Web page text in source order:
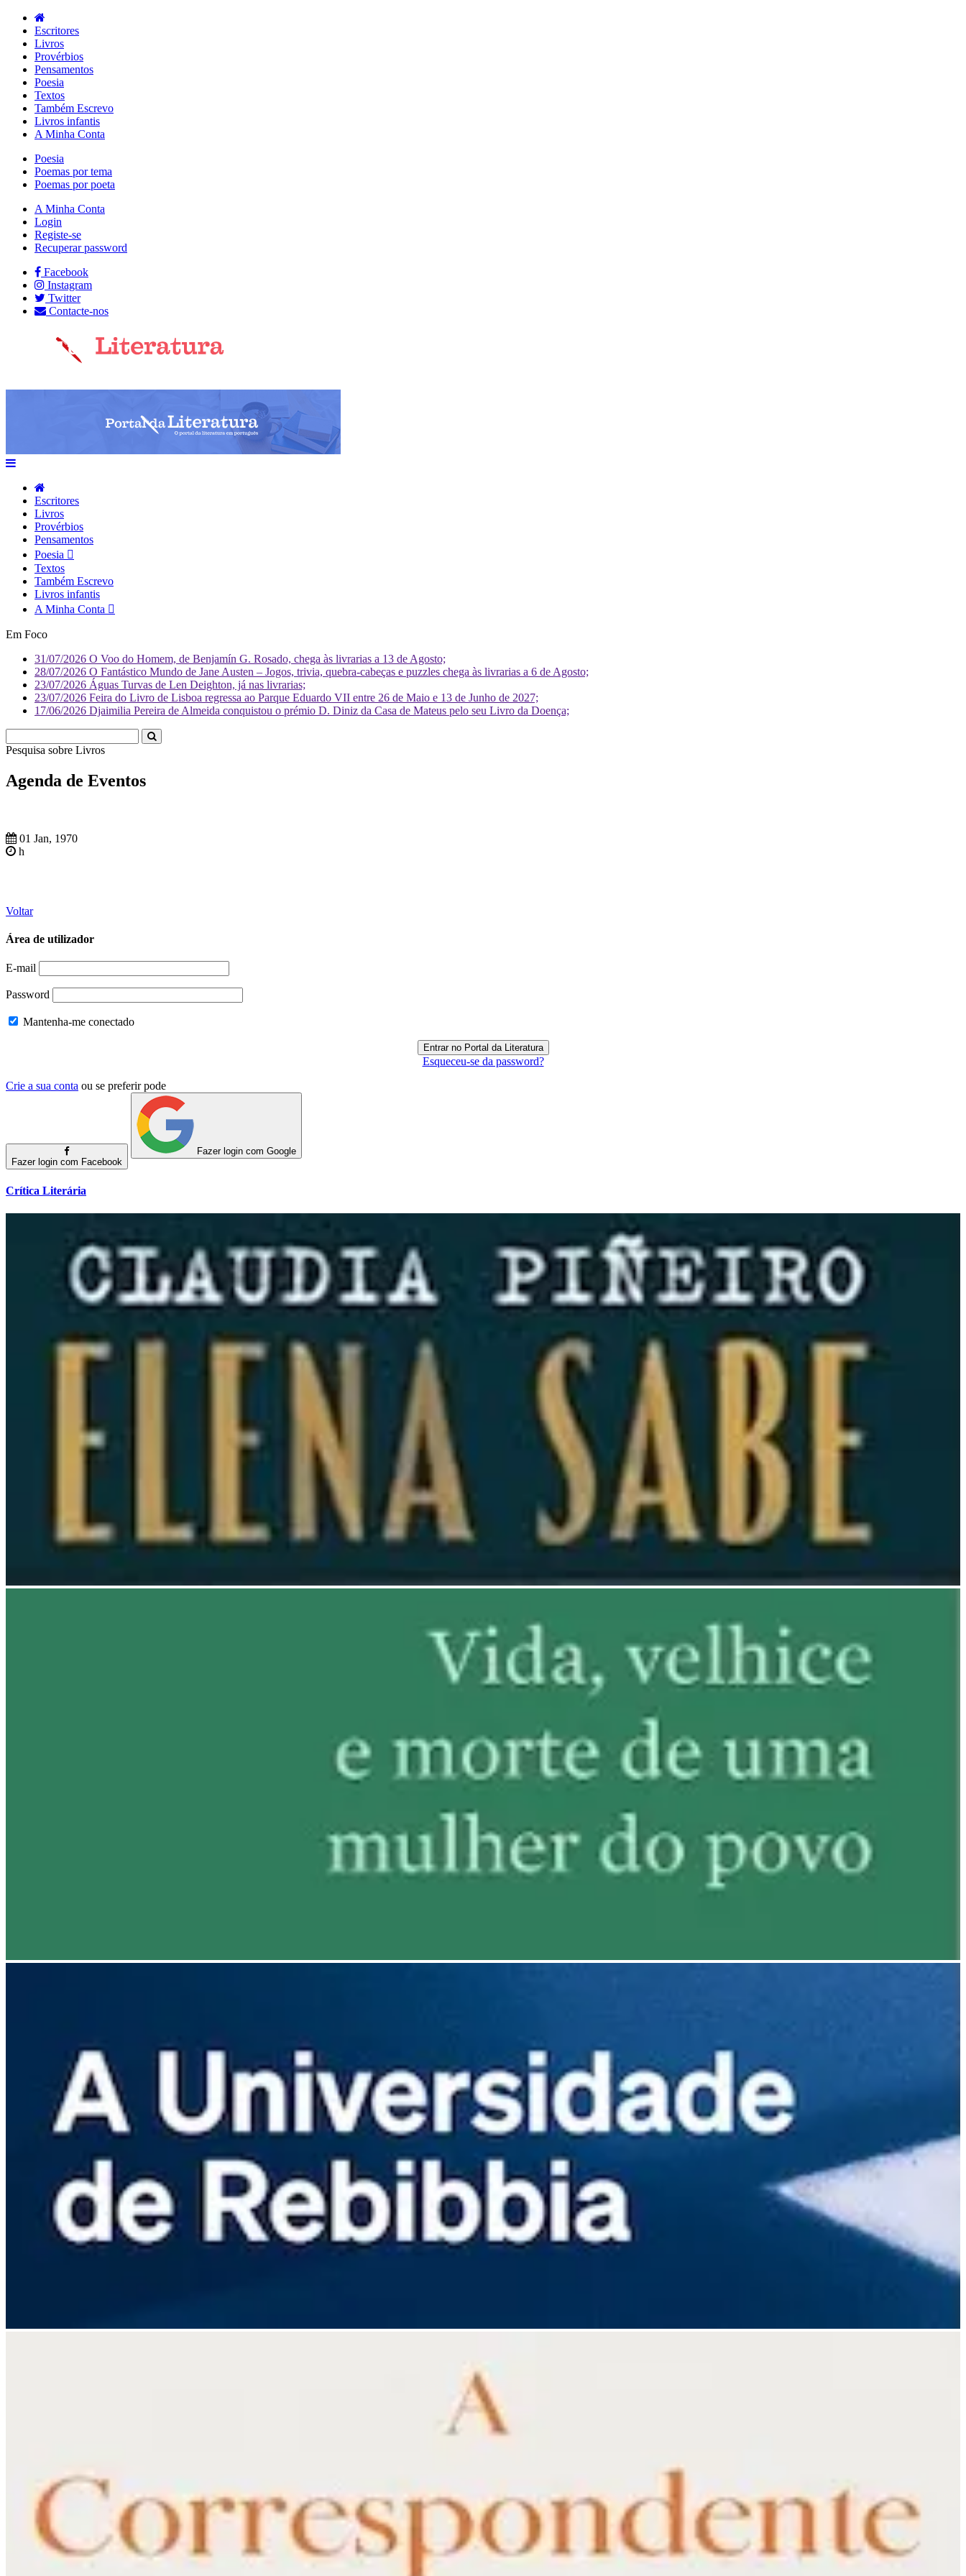
Escritores
Livros
Provérbios
Pensamentos
Poesia
Textos
Também Escrevo
Livros infantis
A Minha Conta
Poesia
Poemas por tema
Poemas por poeta
A Minha Conta
Login
Registe-se
Recuperar password
Facebook
Instagram
Twitter
Contacte-nos
Escritores
Livros
Provérbios
Pensamentos
Poesia
Textos
Também Escrevo
Livros infantis
A Minha Conta
Em Foco
31/07/2026 O Voo do Homem, de Benjamín G. Rosado, chega às livrarias a 13 de Agosto;
28/07/2026 O Fantástico Mundo de Jane Austen – Jogos, trivia, quebra-cabeças e puzzles chega às livrarias a 6 de Agosto;
23/07/2026 Águas Turvas de Len Deighton, já nas livrarias;
23/07/2026 Feira do Livro de Lisboa regressa ao Parque Eduardo VII entre 26 de Maio e 13 de Junho de 2027;
17/06/2026 Djaimilia Pereira de Almeida conquistou o prémio D. Diniz da Casa de Mateus pelo seu Livro da Doença;
Pesquisa sobre
Agenda de Eventos
01 Jan, 1970
h
Voltar
Área de utilizador
E-mail
Password
Mantenha-me conectado
Esqueceu-se da password?
Crie a sua conta ou se preferir pode
Fazer login com Facebook
Fazer login com Google
Crítica Literária